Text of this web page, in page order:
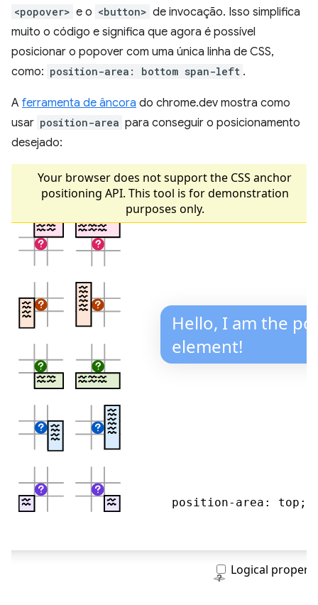
<popover> e o <button> de invocação. Isso simplifica
muito o código e significa que agora é possível
posicionar o popover com uma única linha de CSS,
como: position-area: bottom span-left .
A ferramenta de âncora do chrome.dev mostra como
usar position-area para conseguir o posicionamento
desejado: